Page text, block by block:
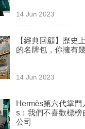
14 Jun 2023
【經典回顧】歷史
的名牌包，你擁有
14 Jun 2023
Hermès第六代掌門
s：我們不喜歡標榜
公司